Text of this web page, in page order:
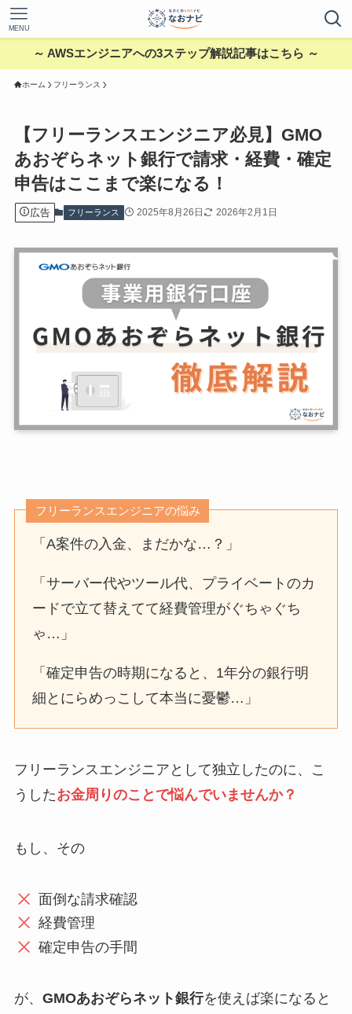
MENU
～ AWSエンジニアへの3ステップ解説記事はこちら ～
ホーム フリーランス
【フリーランスエンジニア必見】GMO
あおぞらネット銀行で請求・経費・確定
申告はここまで楽になる！
広告 フリーランス 2025年8月26日 2026年2月1日
フリーランスエンジニアの悩み
「A案件の入金、まだかな…？」
「サーバー代やツール代、プライベートのカ
ードで立て替えてて経費管理がぐちゃぐち
ゃ…」
「確定申告の時期になると、1年分の銀行明
細とにらめっこして本当に憂鬱…」
フリーランスエンジニアとして独立したのに、こ
うしたお金周りのことで悩んでいませんか？
もし、その
面倒な請求確認
経費管理
確定申告の手間
が、 GMOあおぞらネット銀行を使えば楽になると